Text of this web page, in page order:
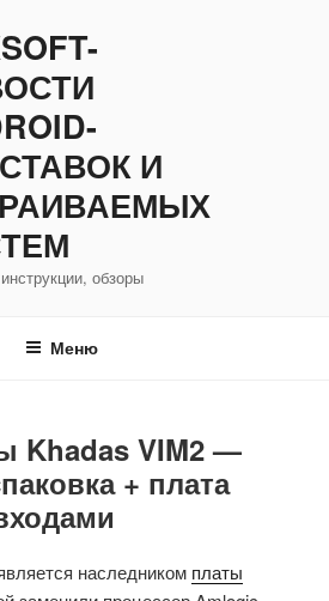
И
обзоры
Меню
Khadas VIM2 —
+ плата
наследником платы